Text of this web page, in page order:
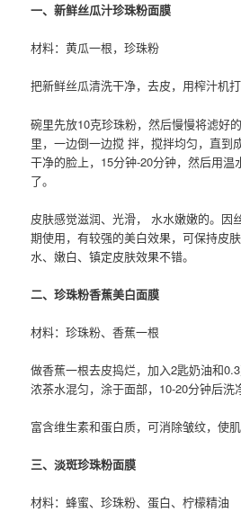
一、新鲜丝瓜汁珍珠粉面膜
材料：黄瓜一根，珍珠粉
把新鲜丝瓜清洗干净，去皮，用榨汁机
碗里先放10克珍珠粉，然后慢慢将滤好
里，一边倒一边搅 拌，搅拌均匀，直到
干净的脸上，15分钟-20分钟，然后用温
了。
皮肤感觉滋润、光滑， 水水嫩嫩的。因
期使用，有较强的美白效果，可保持皮
水、嫩白、镇定皮肤效果不错。
二、珍珠粉香蕉美白面膜
材料：珍珠粉、香蕉一根
做香蕉一根去皮捣烂，加入2匙奶油和
浓茶水混匀，涂于面部，10-20分钟后洗
富含维生素和蛋白质，可消除皱纹，使肌
三、淡斑珍珠粉面膜
材料：蜂蜜、珍珠粉、蛋白、柠檬精油